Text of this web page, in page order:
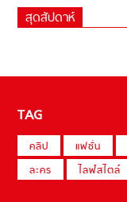
สุดสัปดาห์
TAG
คลิป แฟชั่น
ละคร
ไลฟ์สไตล์